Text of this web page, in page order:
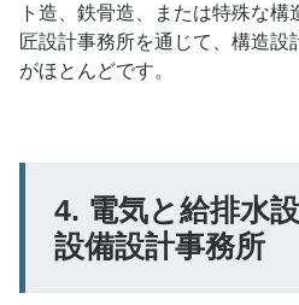
ト造、鉄骨造、または特殊な
匠設計事務所を通じて、構造設
がほとんどです。
4. 電気と給排水
設備設計事務所